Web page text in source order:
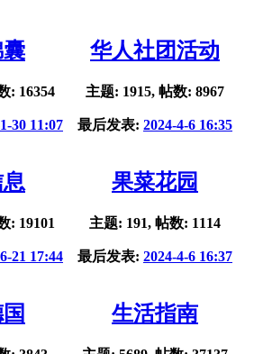
: 16354
30 11:07
华人社团活动
主题: 1915, 帖数: 8967
最后发表: 2024-4-6 16:35
: 19101
21 17:44
果菜花园
主题: 191, 帖数: 1114
最后发表: 2024-4-6 16:37
生活指南